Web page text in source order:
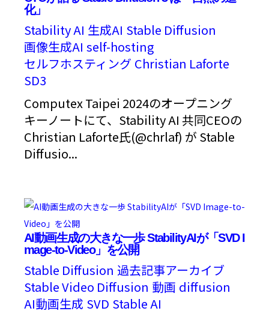
化」
Stability AI 生成AI Stable Diffusion
画像生成AI self-hosting
セルフホスティング Christian Laforte
SD3
Computex Taipei 2024のオープニング
キーノートにて、Stability AI 共同CEOの
Christian Laforte氏(@chrlaf) が Stable
Diffusio...
AI動画生成の大きな一歩 StabilityAIが「SVD I
mage-to-Video」を公開
Stable Diffusion 過去記事アーカイブ
Stable Video Diffusion 動画 diffusion
AI動画生成 SVD Stable AI